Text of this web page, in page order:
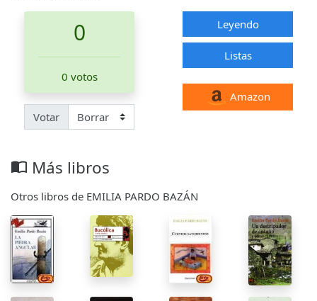
0
0 votos
Votar
Leyendo
Listas
Amazon
import_contacts Más libros
Otros libros de EMILIA PARDO BAZÁN